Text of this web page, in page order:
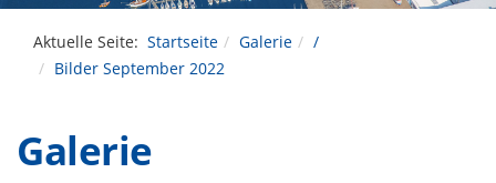
Aktuelle Seite: Startseite Galerie
/
Bilder September 2022
Galerie